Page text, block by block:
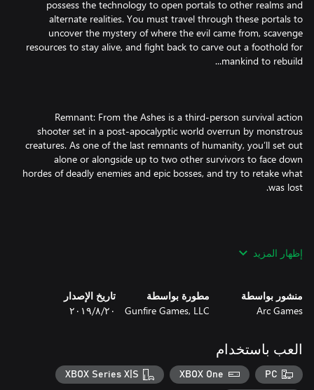
possess the technology to open portals to other realms and
alternate realities. You must travel through these portals to
uncover the mystery of where the evil came from, scavenge
resources to stay alive, and fight back to carve out a foothold for
Remnant: From the Ashes is a third-person survival action
shooter set in a post-apocalyptic world overrun by monstrous
creatures. As one of the last remnants of humanity, you’ll set out
alone or alongside up to two other survivors to face down
hordes of deadly enemies and epic bosses, and try to retake what
play, filled with over 100 varieties of deadly enemies and 20 epic
As one of the last remnants of humanity, you’ll set out alone or
alongside up to two other players to face down hordes of deadly
إظهار المزيد
منشور بواسطة
Arc Games
مطورة بواسطة
Gunfire Games, LLC
تاريخ الإصدار
٢٠‏/٨‏/٢٠١٩
العب باستخدام
PC
XBOX One
XBOX Series X|S